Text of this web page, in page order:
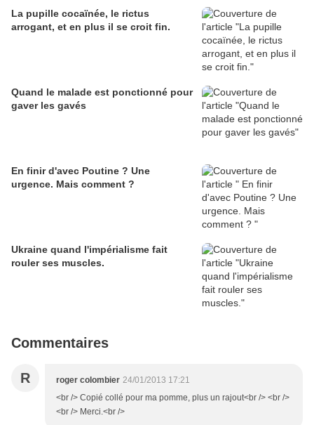
La pupille cocaïnée, le rictus
arrogant, et en plus il se croit fin.
Quand le malade est ponctionné pour
gaver les gavés
En finir d'avec Poutine ? Une
urgence. Mais comment ?
Ukraine quand l'impérialisme fait
rouler ses muscles.
Commentaires
R roger colombier 24/01/2013 17:21
<br /> Copié collé pour ma pomme, plus un rajout<br /> <br />
<br /> Merci.<br />